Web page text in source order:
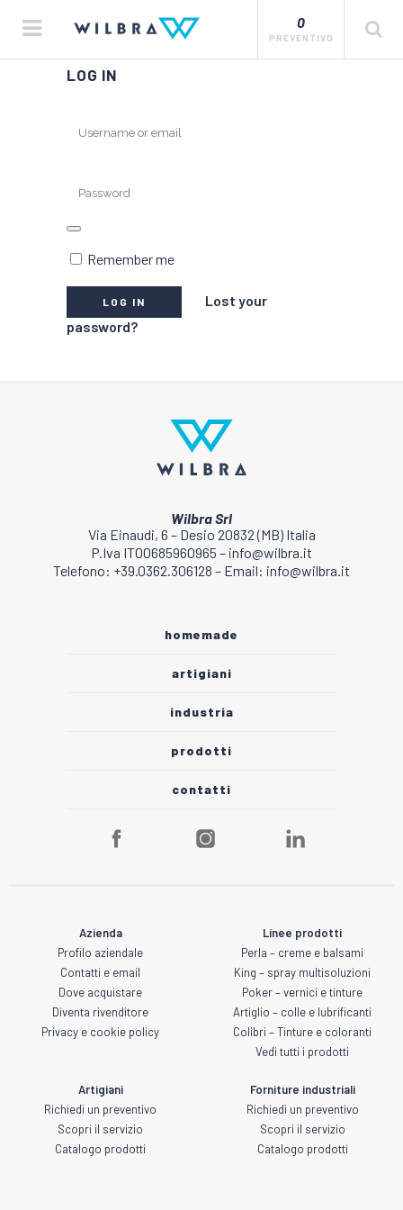
0
PREVENTIVO
LOG IN
Remember me
Lost your
password?
Wilbra Srl
Via Einaudi, 6 – Desio 20832 (MB) Italia
P.Iva IT00685960965 – info@wilbra.it
Telefono: +39.0362.306128 – Email: info@wilbra.it
homemade
artigiani
industria
prodotti
contatti
Azienda
Profilo aziendale
Contatti e email
Dove acquistare
Diventa rivenditore
Privacy e cookie policy
Linee prodotti
Perla – creme e balsami
King – spray multisoluzioni
Poker – vernici e tinture
Artiglio – colle e lubrificanti
Colibri – Tinture e coloranti
Vedi tutti i prodotti
Artigiani
Richiedi un preventivo
Scopri il servizio
Catalogo prodotti
Forniture industriali
Richiedi un preventivo
Scopri il servizio
Catalogo prodotti